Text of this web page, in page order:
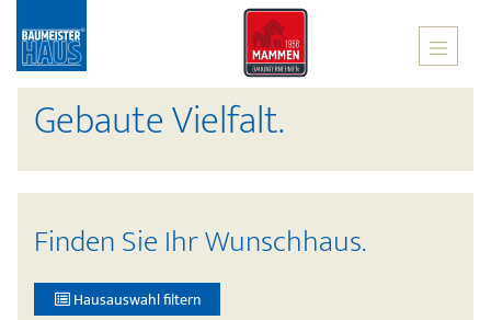
Gebaute Vielfalt.
Finden Sie Ihr Wunschhaus.
Hausauswahl filtern